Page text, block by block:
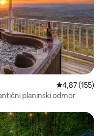
Prosječna
4,87 (155)
planinski odmor
„Odabrali gosti”